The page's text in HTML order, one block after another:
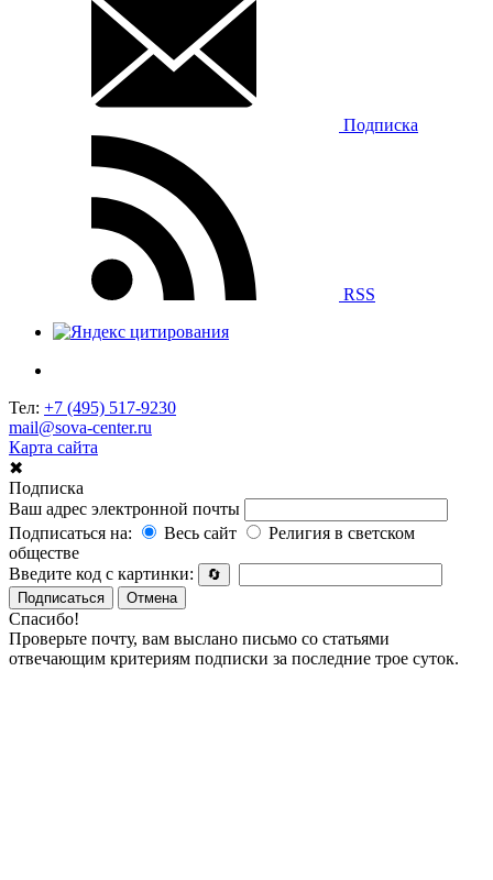
Подписка
RSS
Тел: +7 (495) 517-9230
mail@sova-center.ru
Карта сайта
✖
Подписка
Ваш адрес электронной почты
Подписаться на:
Весь сайт
Религия в светском
обществе
Введите код с картинки:
🔄
Подписаться
Отмена
Спасибо!
Проверьте почту, вам выслано письмо со статьями
отвечающим критериям подписки за последние трое суток.